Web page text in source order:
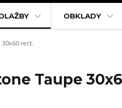
OBKLADY
rect.
Taupe